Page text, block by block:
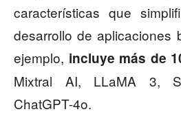
características que
desarrollo de aplicaciones
ejemplo, incluye más de
Mixtral AI, LLaMA 3,
ChatGPT-4o.